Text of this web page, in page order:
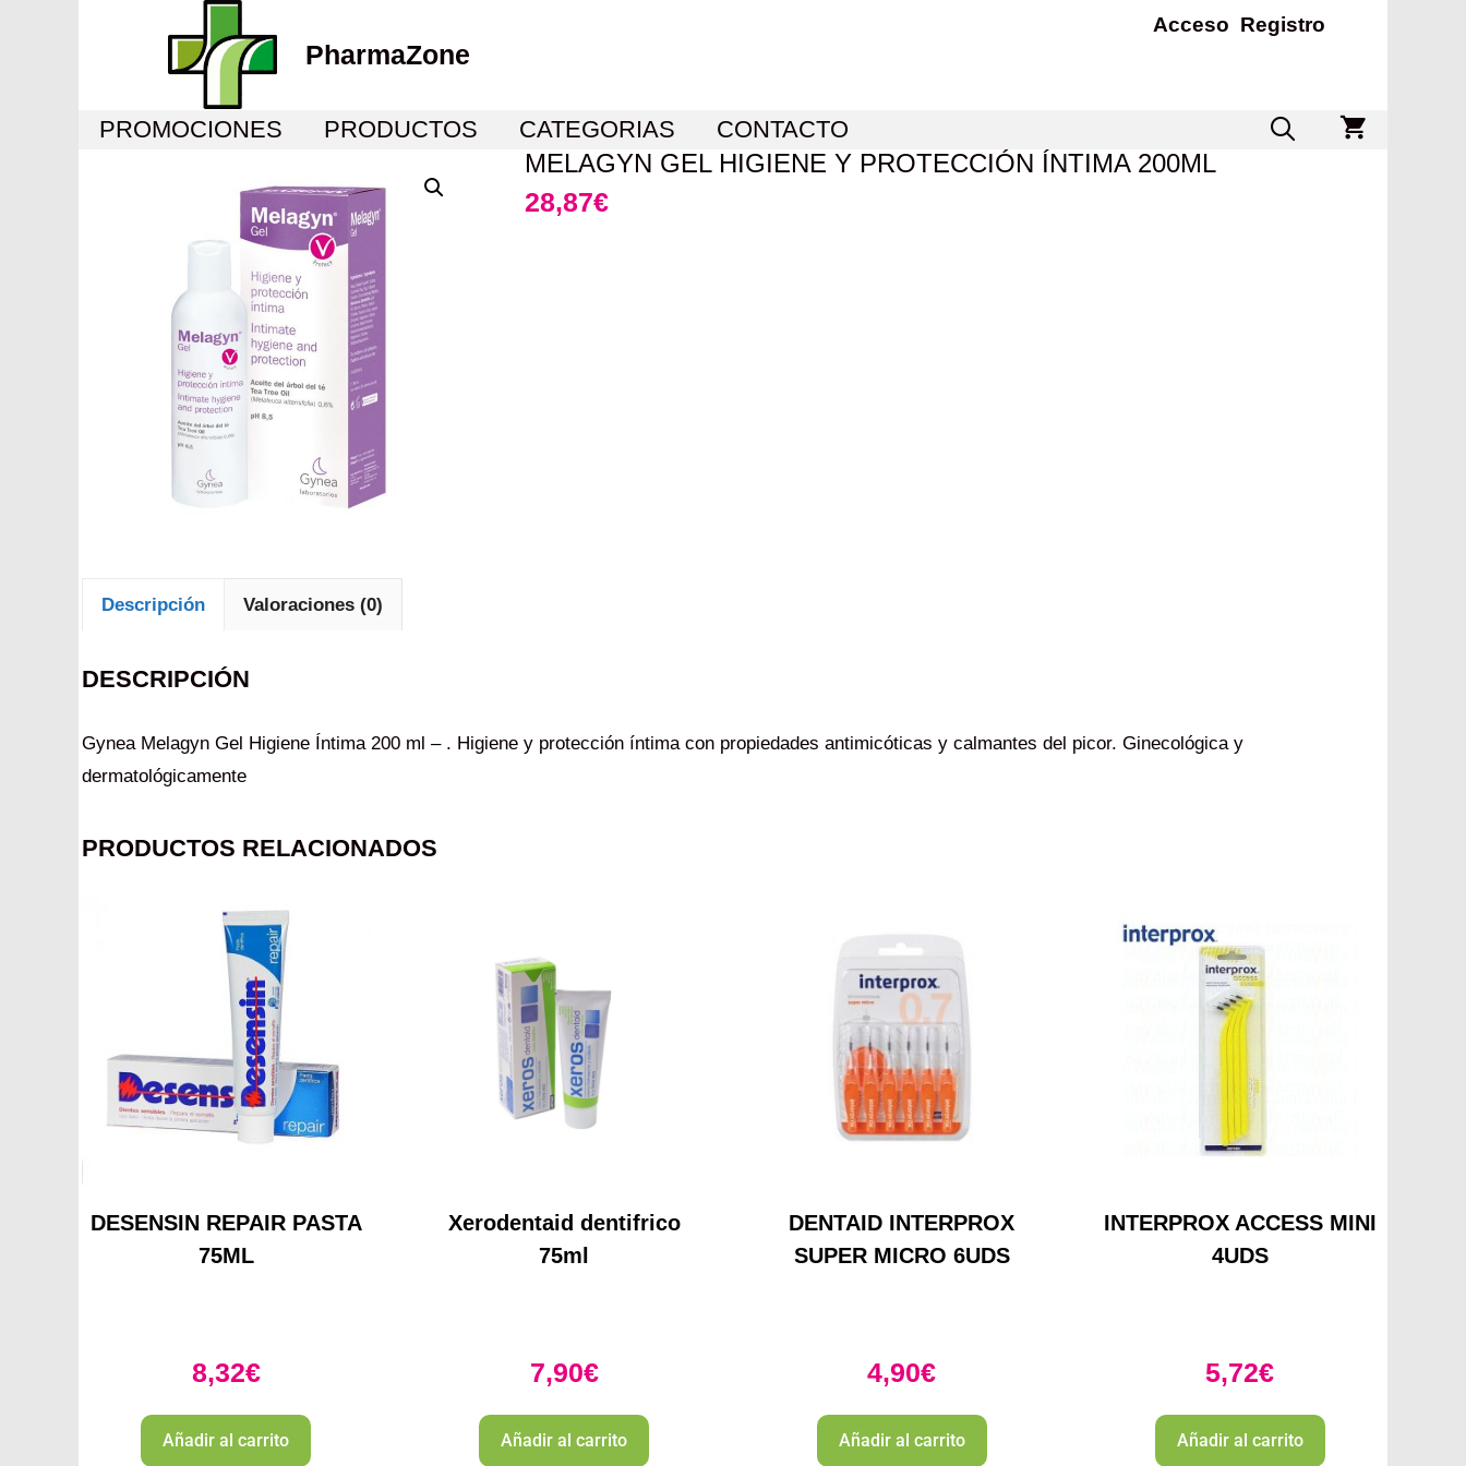
Acceso Registro
PharmaZone
PROMOCIONES PRODUCTOS CATEGORIAS CONTACTO
MELAGYN GEL HIGIENE Y PROTECCIÓN ÍNTIMA 200ML
28,87€
Descripción Valoraciones (0)
DESCRIPCIÓN
Gynea Melagyn Gel Higiene Íntima 200 ml – . Higiene y protección íntima con propiedades antimicóticas y calmantes del picor. Ginecológica y
dermatológicamente
PRODUCTOS RELACIONADOS
DESENSIN REPAIR PASTA
75ML
8,32€
Añadir al carrito
Xerodentaid dentifrico
75ml
7,90€
Añadir al carrito
DENTAID INTERPROX
SUPER MICRO 6UDS
4,90€
Añadir al carrito
INTERPROX ACCESS MINI
4UDS
5,72€
Añadir al carrito